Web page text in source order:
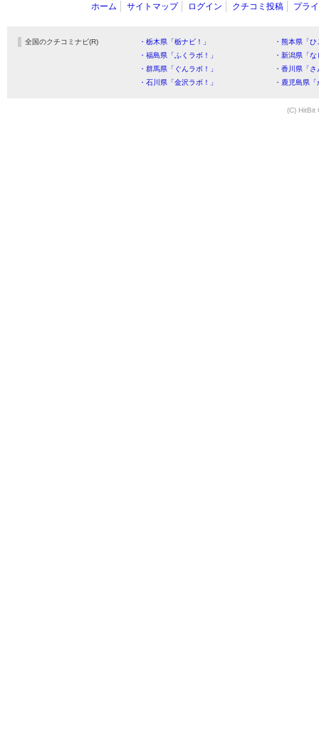
ホーム サイトマップ ログイン クチコミ投稿 プラ
全国のクチコミナビ(R) ・栃木県「栃ナビ！」
・熊本県「
・福島県「ふくラボ！」
・新潟県「
・群馬県「ぐんラボ！」
・香川県「
・石川県「金沢ラボ！」
・鹿児島県
(C) HitBit